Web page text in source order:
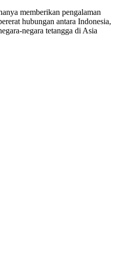
memberikan pengalaman
hubungan antara Indonesia,
negara tetangga di Asia